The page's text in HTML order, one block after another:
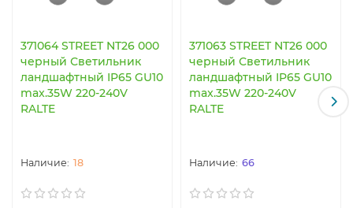
371064 STREET NT26 000
черный Светильник
ландшафтный IP65 GU10
max.35W 220-240V
RALTE
18
371063 STREET NT26 000
черный Светильник
ландшафтный IP65 GU10
max.35W 220-240V
RALTE
66